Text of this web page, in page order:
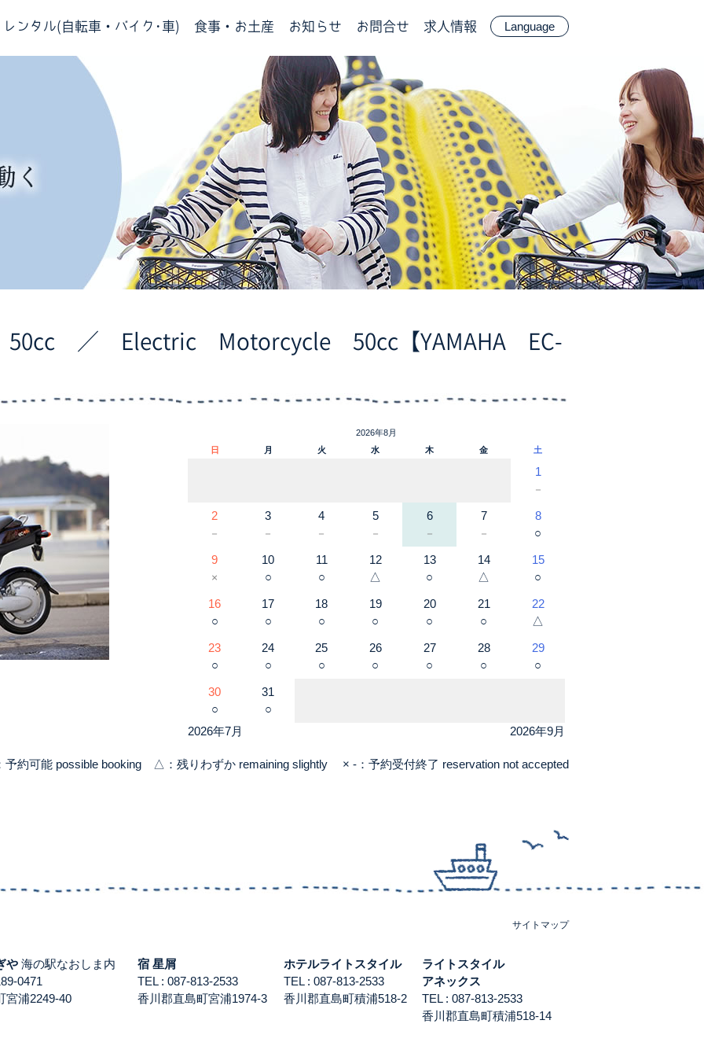
レンタル(自転車・バイク･車) 食事・お土産 お知らせ お問合せ 求人情報 Language
50cc ／ Electric Motorcycle 50cc【YAMAHA EC-
2026年8月
日
月 火 水 木 金 土
1
－
2
－
3
－
4
－
5
－
6
－
7
－
8
○
9
×
10
○
11
○
12
△
13
○
14
△
15
○
16
○
17
○
18
○
19
○
20
○
21
○
22
△
23
○
24
○
25
○
26
○
27
○
28
○
29
○
30
○
31
○
2026年7月
2026年9月
予約可能 possible booking △：残りわずか remaining slightly × -：予約受付終了 reservation not accepted
サイトマップ
や 海の駅なおしま内
0471
宮浦2249-40
宿 星屑
TEL : 087-813-2533
香川郡直島町宮浦1974-3
ホテルライトスタイル
TEL : 087-813-2533
香川郡直島町積浦518-2
ライトスタイル
アネックス
TEL : 087-813-2533
香川郡直島町積浦518-14